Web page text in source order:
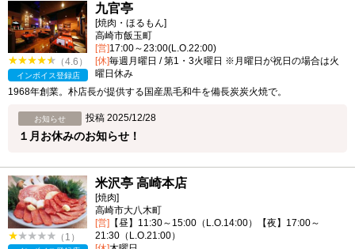
（4.6）
インボイス登録店
九官亭
[焼肉・ほるもん]
高崎市飯玉町
[営]17:00～23:00(L.O.22:00)
[休]毎週月曜日 / 第1・3火曜日 ※月曜日が祝日の場合は火
曜日休み
1968年創業。朴店長が提供する国産黒毛和牛を備長炭炭火焼で。
お知らせ 投稿 2025/12/28
１月お休みのお知らせ！
（1）
米沢亭 高崎本店
[焼肉]
高崎市大八木町
[営] 【昼】11:30～15:00（L.O.14:00）【夜】17:00～
21:30（L.O.21:00）